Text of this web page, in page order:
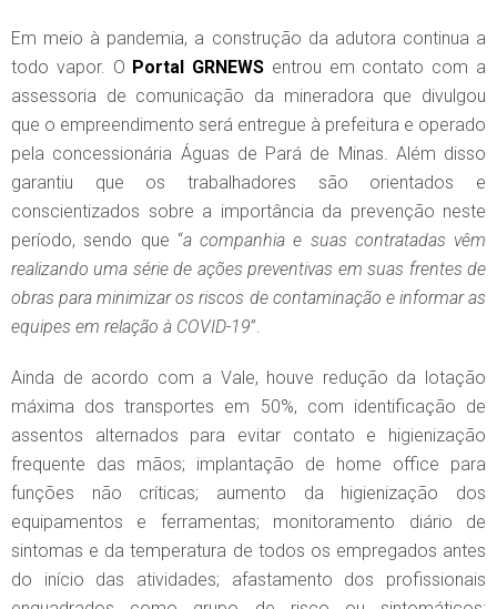
Em meio à pandemia, a construção da adutora continua a
todo vapor. O Portal GRNEWS entrou em contato com a
assessoria de comunicação da mineradora que divulgou
que o empreendimento será entregue à prefeitura e operado
pela concessionária Águas de Pará de Minas. Além disso
garantiu que os trabalhadores são orientados e
conscientizados sobre a importância da prevenção neste
período, sendo que “a companhia e suas contratadas vêm
realizando uma série de ações preventivas em suas frentes de
obras para minimizar os riscos de contaminação e informar as
equipes em relação à COVID-19”.
Ainda de acordo com a Vale, houve redução da lotação
máxima dos transportes em 50%, com identificação de
assentos alternados para evitar contato e higienização
frequente das mãos; implantação de home office para
funções não críticas; aumento da higienização dos
equipamentos e ferramentas; monitoramento diário de
sintomas e da temperatura de todos os empregados antes
do início das atividades; afastamento dos profissionais